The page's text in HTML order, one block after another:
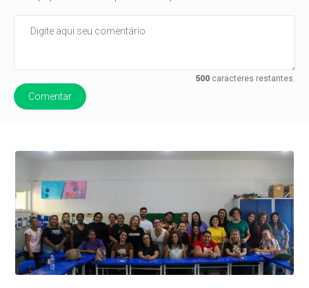
500caracteres restantes.
Comentar